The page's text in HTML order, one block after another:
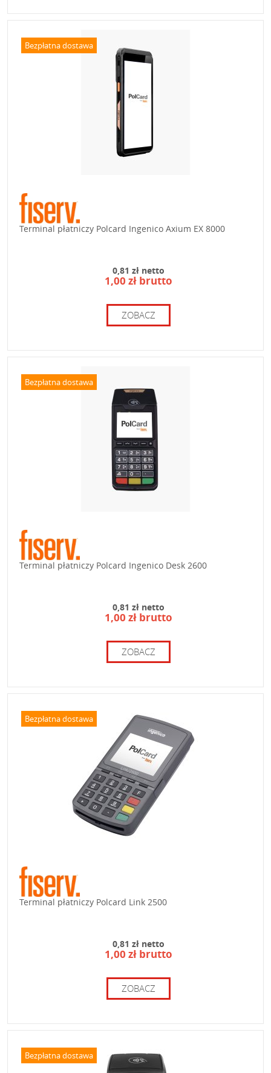
Bezpłatna dostawa
Terminal płatniczy Polcard Ingenico Axium EX 8000
0,81 zł netto
1,00 zł brutto
ZOBACZ
Bezpłatna dostawa
Terminal płatniczy Polcard Ingenico Desk 2600
0,81 zł netto
1,00 zł brutto
ZOBACZ
Bezpłatna dostawa
Terminal płatniczy Polcard Link 2500
0,81 zł netto
1,00 zł brutto
ZOBACZ
Bezpłatna dostawa